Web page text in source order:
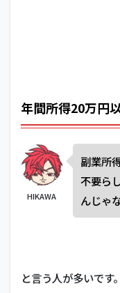
年間所得20万円
HIKAWA
副業所
不要ら
んじゃ
と言う人が多いです。